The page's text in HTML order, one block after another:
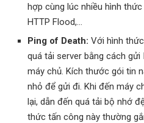
hợp cùng lúc nhiều hình
HTTP Flood,…
Ping of Death: Với hình
quá tải server bằng cách gửi
máy chủ. Kích thước gói tin
nhỏ để gửi đi. Khi đến máy
lại, dẫn đến quá tải bộ nhớ
thức tấn công này thường